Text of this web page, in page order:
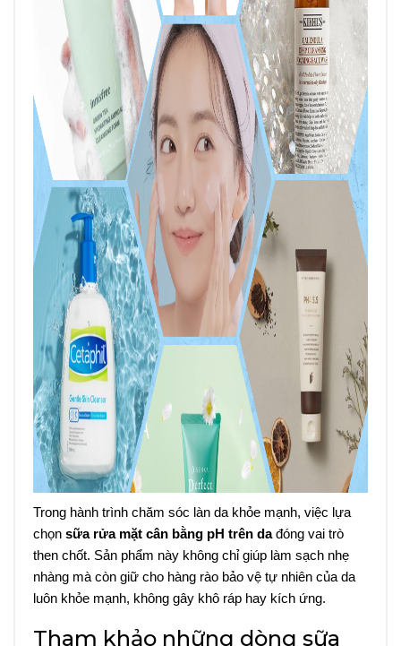
Trong hành trình chăm sóc làn da khỏe mạnh, việc lựa
chọn sữa rửa mặt cân bằng pH trên dađóng vai trò
then chốt. Sản phẩm này không chỉ giúp làm sạch nhẹ
nhàng mà còn giữ cho hàng rào bảo vệ tự nhiên của da
luôn khỏe mạnh, không gây khô ráp hay kích ứng.
Tham khảo những dòng sữa